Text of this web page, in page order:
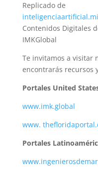
Replicado de
Contenidos Digitales
IMKGlobal
Te invitamos a visitar
encontrarás recursos
Portales United
www.imk.global
www.
Portales